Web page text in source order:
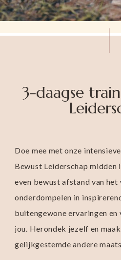
3-daagse
Doe mee met onze
Bewust Leiderschap midden
even bewust afstand van het
onderdompelen in
buitengewone ervaringen
jou. Herondek jezelf en
gelijkgestemde andere